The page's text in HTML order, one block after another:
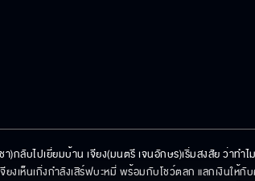
กลับไปเยี่ยมบ้าน เจียง(มนตรี เจนอักษร)เริ่มสงสัย ว่าท
เห็นเกิ่งกำลังเสิร์ฟบะหมี่ พร้อมกับโชว์ตลก แลกเงินให้กั